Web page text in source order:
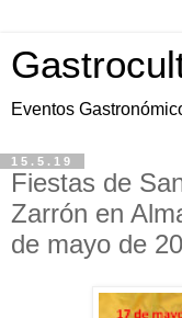
Eventos
15.5.19
Fiestas de
Zarrón en
de mayo de